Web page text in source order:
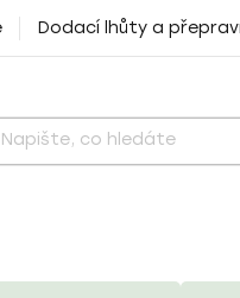
Dodací lhůty a